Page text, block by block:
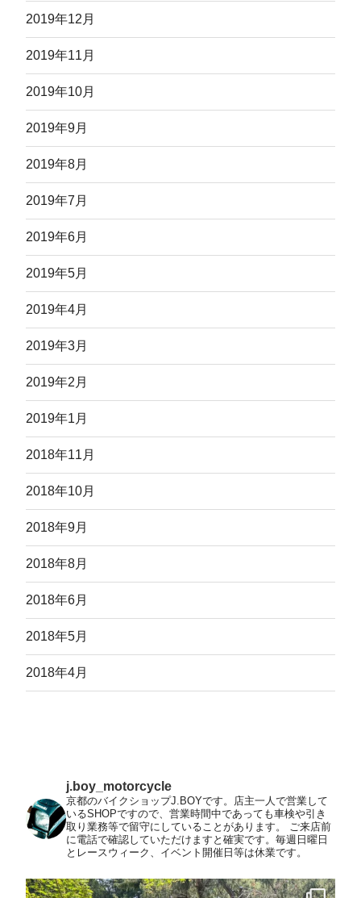
2019年12月
2019年11月
2019年10月
2019年9月
2019年8月
2019年7月
2019年6月
2019年5月
2019年4月
2019年3月
2019年2月
2019年1月
2018年11月
2018年10月
2018年9月
2018年8月
2018年6月
2018年5月
2018年4月
j.boy_motorcycle
京都のバイクショップJ.BOYです。店主一人で営業して
いるSHOPですので、営業時間中であっても車検や引き
取り業務等で留守にしていることがあります。
ご来店前
に電話で確認していただけますと確実です。毎週日曜日
とレースウィーク、イベント開催日等は休業です。